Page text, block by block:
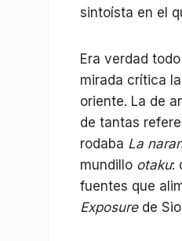
sintoísta en el
Era verdad
mirada crítica
oriente. La de
de tantas
rodaba La
mundillo otaku:
fuentes que
Exposurede